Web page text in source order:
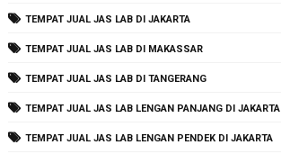
TEMPAT JUAL JAS LAB DI JAKARTA
TEMPAT JUAL JAS LAB DI MAKASSAR
TEMPAT JUAL JAS LAB DI TANGERANG
TEMPAT JUAL JAS LAB LENGAN PANJANG DI JAKARTA
TEMPAT JUAL JAS LAB LENGAN PENDEK DI JAKARTA